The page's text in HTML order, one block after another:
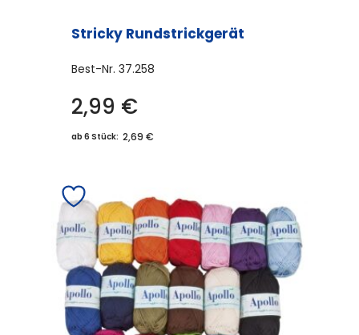
Stricky Rundstrickgerät
Best-Nr. 37.258
2,99 €
ab 6 Stück: 2,69 €